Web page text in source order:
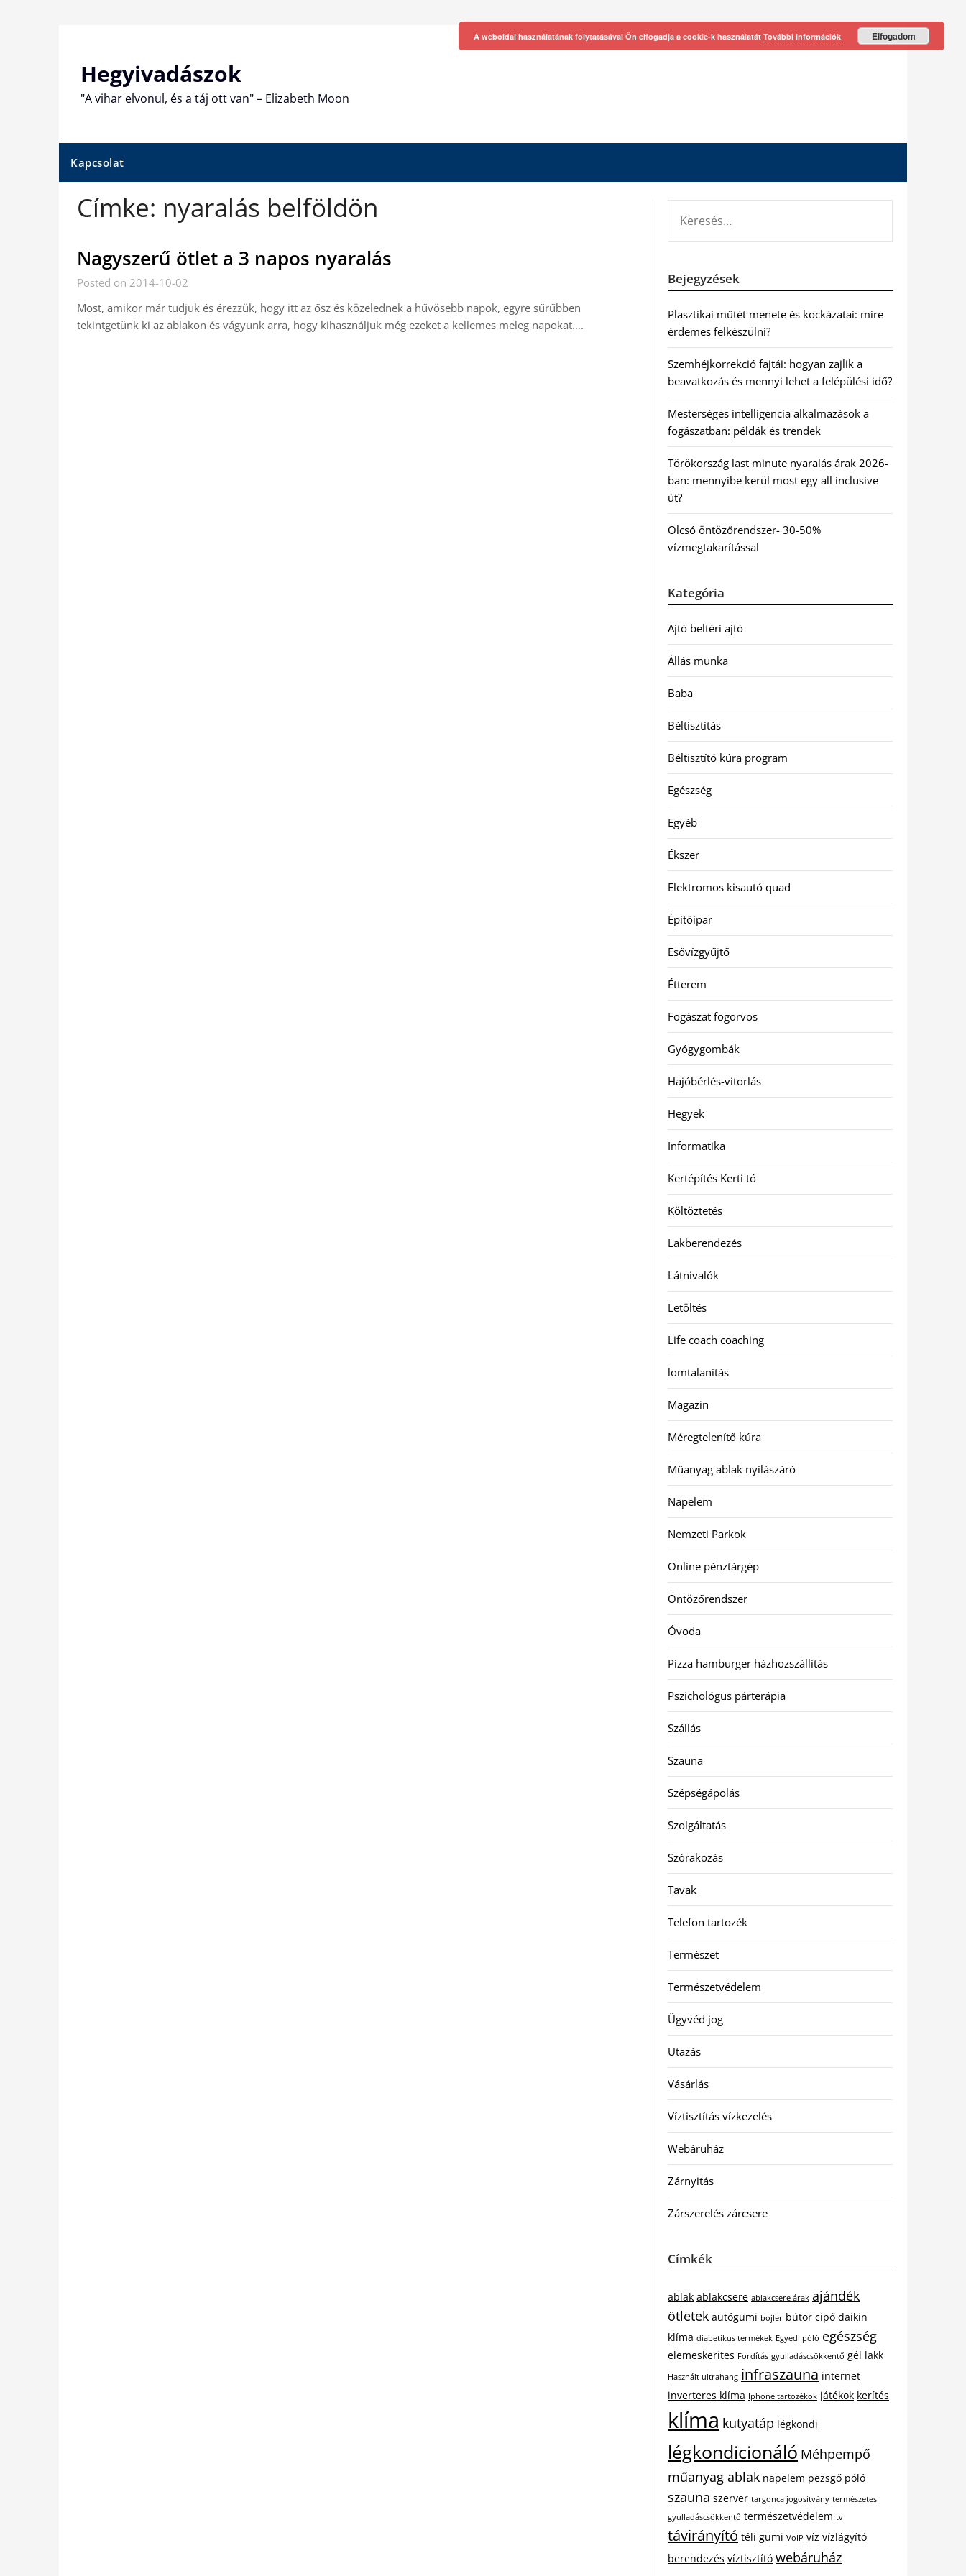
Hegyivadászok
"A vihar elvonul, és a táj ott van" – Elizabeth Moon
Kapcsolat
Címke: nyaralás belföldön
Nagyszerű ötlet a 3 napos nyaralás
Posted on 2014-10-02
Most, amikor már tudjuk és érezzük, hogy itt az ősz és közelednek a hűvösebb napok, egyre sűrűbben
tekintgetünk ki az ablakon és vágyunk arra, hogy kihasználjuk még ezeket a kellemes meleg napokat….
Bejegyzések
Plasztikai műtét menete és kockázatai: mire
érdemes felkészülni?
Szemhéjkorrekció fajtái: hogyan zajlik a
beavatkozás és mennyi lehet a felépülési idő?
Mesterséges intelligencia alkalmazások a
fogászatban: példák és trendek
Törökország last minute nyaralás árak 2026-
ban: mennyibe kerül most egy all inclusive
út?
Olcsó öntözőrendszer- 30-50%
vízmegtakarítással
Kategória
Ajtó beltéri ajtó
Állás munka
Baba
Béltisztítás
Béltisztító kúra program
Egészség
Egyéb
Ékszer
Elektromos kisautó quad
Építőipar
Esővízgyűjtő
Étterem
Fogászat fogorvos
Gyógygombák
Hajóbérlés-vitorlás
Hegyek
Informatika
Kertépítés Kerti tó
Költöztetés
Lakberendezés
Látnivalók
Letöltés
Life coach coaching
lomtalanítás
Magazin
Méregtelenítő kúra
Műanyag ablak nyílászáró
Napelem
Nemzeti Parkok
Online pénztárgép
Öntözőrendszer
Óvoda
Pizza hamburger házhozszállítás
Pszichológus párterápia
Szállás
Szauna
Szépségápolás
Szolgáltatás
Szórakozás
Tavak
Telefon tartozék
Természet
Természetvédelem
Ügyvéd jog
Utazás
Vásárlás
Víztisztítás vízkezelés
Webáruház
Zárnyitás
Zárszerelés zárcsere
Címkék
ablak ablakcsere ablakcsere árak ajándék
ötletek autógumi bojler bútor cipő daikin
klíma diabetikus termékek Egyedi póló egészség
elemeskerites Fordítás gyulladáscsökkentő gél lakk
Használt ultrahang infraszauna internet
inverteres klíma Iphone tartozékok játékok kerítés
klíma kutyatáp légkondi
légkondicionáló Méhpempő
műanyag ablak napelem pezsgő póló
szauna szerver targonca jogosítvány természetes
gyulladáscsökkentő természetvédelem tv
távirányító téli gumi VoIP víz vízlágyító
berendezés víztisztító webáruház
A weboldal használatának folytatásával Ön elfogadja a cookie-k használatát További információk Elfogadom